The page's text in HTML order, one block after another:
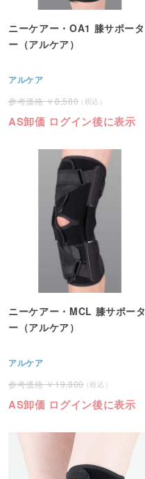
ニーケアー・OA1 膝サポータ
ー（アルケア）
アルケア
8,580
AS卸価 ログイン後に表示
ニーケアー・MCL 膝サポータ
ー（アルケア）
アルケア
19,800
AS卸価 ログイン後に表示